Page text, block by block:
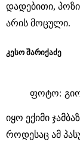
დადებითი,
არის მოცული.
კესო შარიქაძე
ფოტო:
იყო ექიმი
როდესაც ამ